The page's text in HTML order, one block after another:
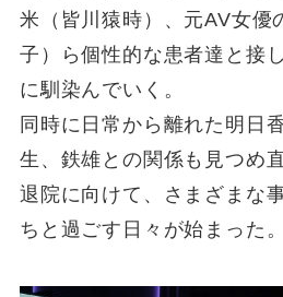
米（皆川猿時）、元AV女優
子）ら個性的な患者達と接
に馴染んでいく。
同時に日常から離れた明日
生、鉄雄との関係も見つめ
退院に向けて、さまざまな
ちと過ごす日々が始まった。